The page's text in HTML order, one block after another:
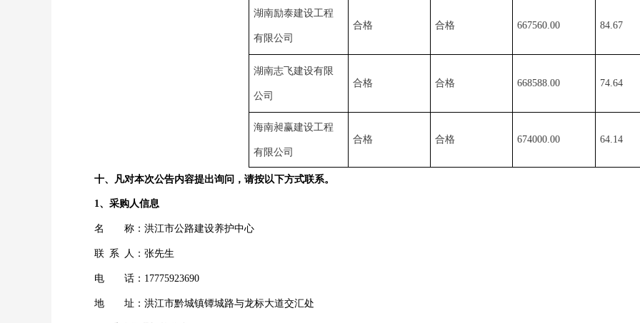
湖南励泰建设工程
有限公司
合格 合格 667560.00 84.67
湖南志飞建设有限
公司
合格 合格 668588.00 74.64
海南昶赢建设工程
有限公司
合格 合格 674000.00 64.14
十、凡对本次公告内容提出询问，请按以下方式联系。
1、采购人信息
名 称：洪江市公路建设养护中心
联 系 人：张先生
电 话： 17775923690
地 址：洪江市黔城镇镡城路与龙标大道交汇处